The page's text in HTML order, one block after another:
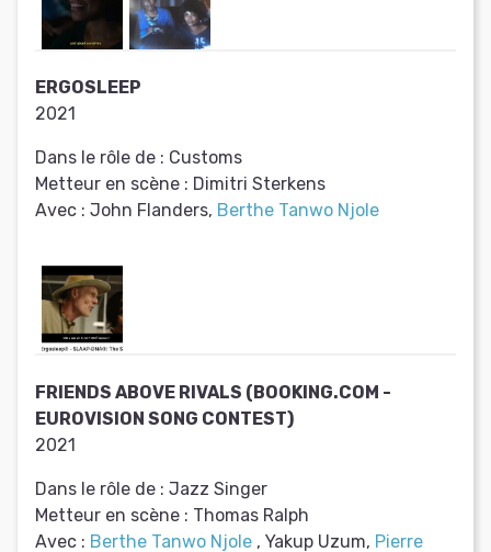
ERGOSLEEP
2021
Dans le rôle de : Customs
Metteur en scène : Dimitri Sterkens
Avec : John Flanders, Berthe Tanwo Njole
FRIENDS ABOVE RIVALS (BOOKING.COM -
EUROVISION SONG CONTEST)
2021
Dans le rôle de : Jazz Singer
Metteur en scène : Thomas Ralph
Avec : Berthe Tanwo Njole , Yakup Uzum, Pierre